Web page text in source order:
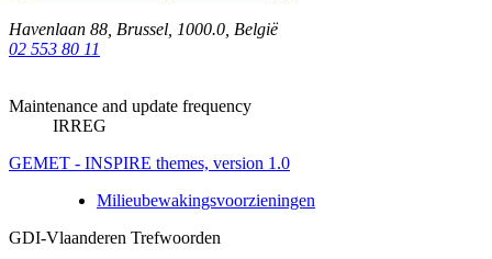
Havenlaan 88 Brussel 1000.0 België
02 553 80 11
Maintenance and update frequency
IRREG
GEMET - INSPIRE themes, version 1.0
Milieubewakingsvoorzieningen
GDI-Vlaanderen Trefwoorden